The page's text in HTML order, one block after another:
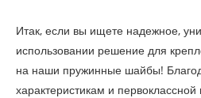
Итак, если вы ищете надежное,
использовании решение для
на наши пружинные шайбы!
характеристикам и первоклассной